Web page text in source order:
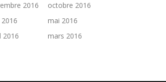
2016
octobre 2016
mai 2016
2016
mars 2016